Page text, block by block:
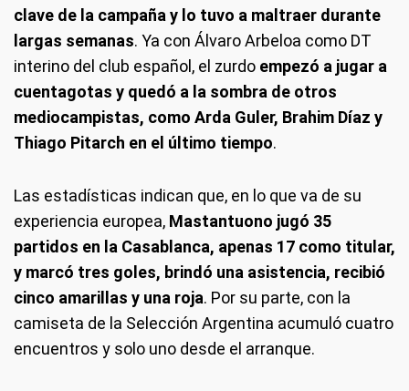
clave de la campaña y lo tuvo a maltraer durante
largas semanas. Ya con Álvaro Arbeloa como DT
interino del club español, el zurdo empezó a jugar a
cuentagotas y quedó a la sombra de otros
mediocampistas, como Arda Guler, Brahim Díaz y
Thiago Pitarch en el último tiempo.
Las estadísticas indican que, en lo que va de su
experiencia europea, Mastantuono jugó 35
partidos en la Casablanca, apenas 17 como titular,
y marcó tres goles, brindó una asistencia, recibió
cinco amarillas y una roja. Por su parte, con la
camiseta de la Selección Argentina acumuló cuatro
encuentros y solo uno desde el arranque.